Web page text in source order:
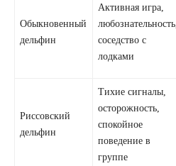
Обыкновенный
дельфин
Активная игра,
любознательность,
соседство с
лодками
Риссовский
дельфин
Тихие сигналы,
осторожность,
спокойное
поведение в
группе